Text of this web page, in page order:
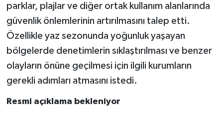
parklar, plajlar ve diğer ortak kullanım alanlarında
güvenlik önlemlerinin artırılmasını talep etti.
Özellikle yaz sezonunda yoğunluk yaşayan
bölgelerde denetimlerin sıklaştırılması ve benzer
olayların önüne geçilmesi için ilgili kurumların
gerekli adımları atmasını istedi.
Resmi açıklama bekleniyor